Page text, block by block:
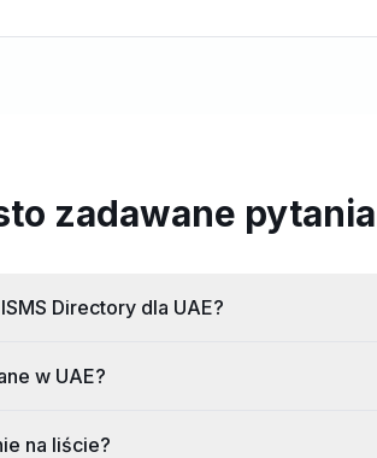
zadawane pytania
Directory dla UAE?
w UAE?
na liście?